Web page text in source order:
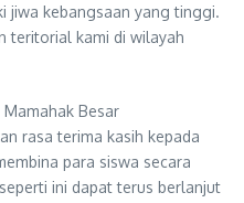
jiwa kebangsaan yang tinggi.
teritorial kami di wilayah
Besar
rasa terima kasih kepada
para siswa secara
ini dapat terus berlanjut